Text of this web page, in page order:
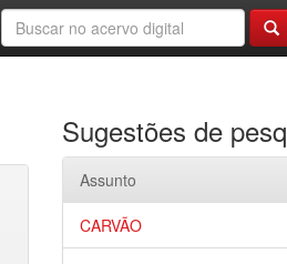
Sugestões de
Assunto
CARVÃO